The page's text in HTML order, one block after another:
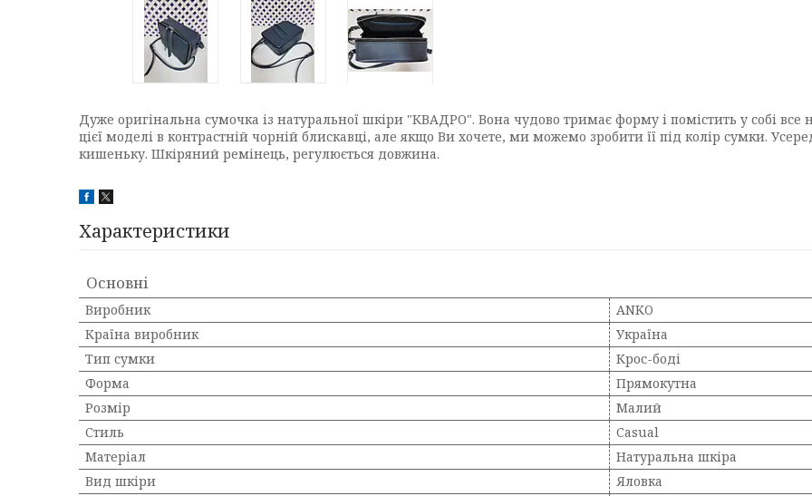
Дуже оригінальна сумочка із натуральної шкіри "КВАДРО". Вона чудово тримає форму і помістить у собі все
цієї моделі в контрастній чорній блискавці, але якщо Ви хочете, ми можемо зробити її під колір сумки.
кишеньку. Шкіряний ремінець, регулюється довжина.
Характеристики
Основні
Виробник
ANKO
Країна виробник
Україна
Тип сумки
Крос-боді
Форма
Прямокутна
Розмір
Малий
Стиль
Casual
Матеріал
Натуральна шкіра
Вид шкіри
Яловка